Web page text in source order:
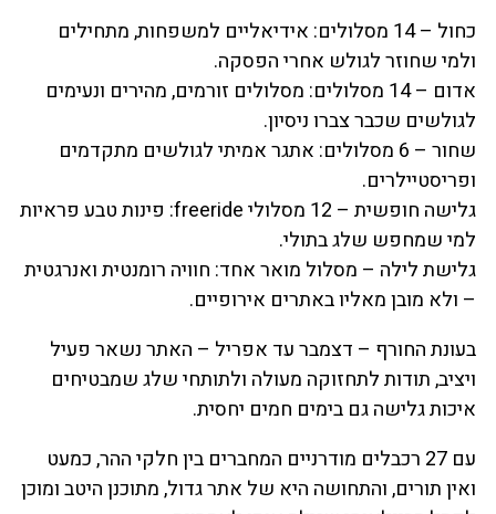
כחול – 14 מסלולים: אידיאליים למשפחות, מתחילים
ולמי שחוזר לגולש אחרי הפסקה.
אדום – 14 מסלולים: מסלולים זורמים, מהירים ונעימים
לגולשים שכבר צברו ניסיון.
שחור – 6 מסלולים: אתגר אמיתי לגולשים מתקדמים
ופריסטיילרים.
גלישה חופשית – 12 מסלולי freeride: פינות טבע פראיות
למי שמחפש שלג בתולי.
גלישת לילה – מסלול מואר אחד: חוויה רומנטית ואנרגטית
– ולא מובן מאליו באתרים אירופיים.
בעונת החורף – דצמבר עד אפריל – האתר נשאר פעיל
ויציב, תודות לתחזוקה מעולה ולתותחי שלג שמבטיחים
איכות גלישה גם בימים חמים יחסית.
עם 27 רכבלים מודרניים המחברים בין חלקי ההר, כמעט
ואין תורים, והתחושה היא של אתר גדול, מתוכנן היטב ומוכן